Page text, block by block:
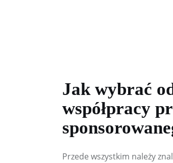
Jak wybrać
współpracy
Przede wszystkim należy